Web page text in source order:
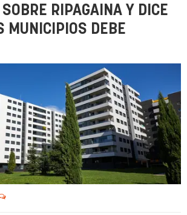
RIPAGAINA Y DICE
MUNICIPIOS DEBE